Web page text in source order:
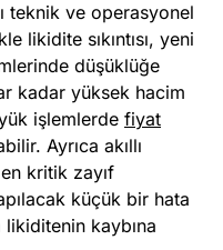
teknik ve operasyonel
likidite sıkıntısı, yeni
düşüklüğe
kadar yüksek hacim
işlemlerde fiyat
Ayrıca akıllı
kritik zayıf
küçük bir hata
kaybına